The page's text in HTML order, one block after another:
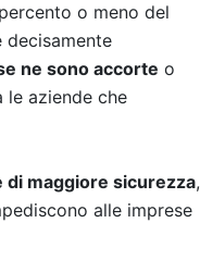
o meno del
decisamente
ne sono accorte o
le aziende che
di maggiore sicurezza,
alle imprese